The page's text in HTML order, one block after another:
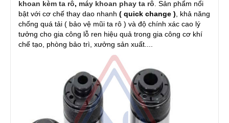
khoan kèm ta rô, máy khoan phay ta rô . Sản phẩm nổi
bật với cơ chế thay dao nhanh ( quick change ) , khả năng
chống quá tải ( bảo vệ mũi ta rô ) và độ chính xác cao lý
tưởng cho gia công lỗ ren hiệu quả trong gia công cơ khí
chế tạo, phòng bảo trì, xưởng sản xuất....